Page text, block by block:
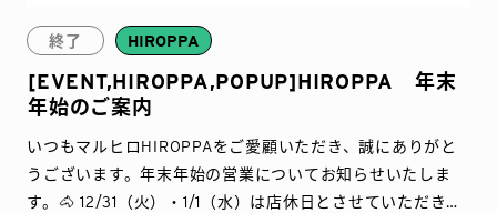
終了 HIROPPA
[EVENT,HIROPPA,POPUP]HIROPPA 年末
年始のご案内
いつもマルヒロHIROPPAをご愛顧いただき、誠にありがと
うございます。年末年始の営業についてお知らせいたしま
す。🐴 12/31（火）・1/1（水）は店休日とさせていただきま